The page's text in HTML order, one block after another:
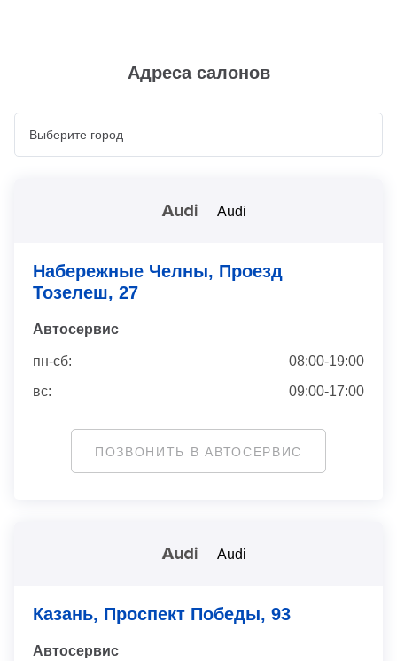
Адреса салонов
Audi
Набережные Челны, Проезд
Тозелеш, 27
Автосервис
пн-сб:
08:00-19:00
вс:
09:00-17:00
ПОЗВОНИТЬ В АВТОСЕРВИС
Audi
Казань, Проспект Победы, 93
Автосервис